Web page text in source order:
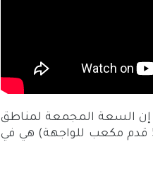
إن السعة المجمعة لمناطق
الشحن الأمامية والخلفية (420 لتراً / 14.8 قدمًا مكعبًا ، 150 لترًا / 5.3 قدم مكعب للواجهة) هي في